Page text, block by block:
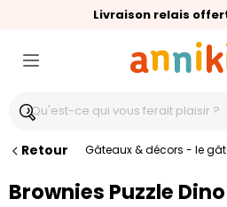
Livraison relais
🥇Palmarès Capital
⭐⭐⭐⭐⭐4,6/5(24 000
Retour Gâteaux & décors - le
Brownies Puzzle